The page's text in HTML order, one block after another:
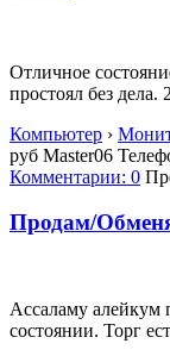
Отличное
простоял без
Компьютер ›
руб Master06
Комментарии: 0
Продам/
Ассаламу алейкум
состоянии. Торг